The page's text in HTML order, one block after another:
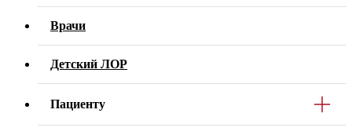
Врачи
Детский ЛОР
Пациенту